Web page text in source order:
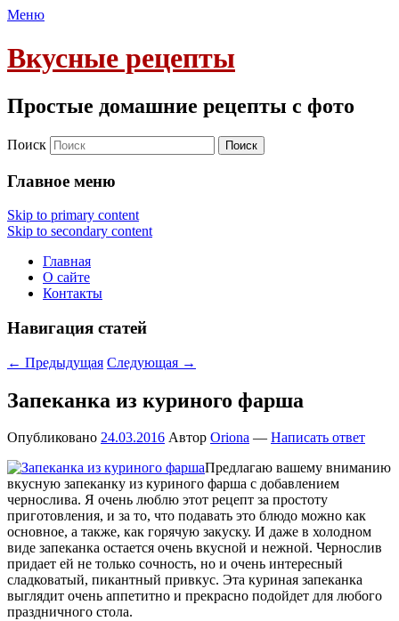
Меню
Вкусные рецепты
Простые домашние рецепты с фото
Поиск
Главное меню
Skip to primary content
Skip to secondary content
Главная
О сайте
Контакты
Навигация статей
← Предыдущая Следующая →
Запеканка из куриного фарша
Опубликовано 24.03.2016 Автор Oriona — Написать ответ
Предлагаю вашему вниманию
вкусную запеканку из куриного фарша с добавлением
чернослива. Я очень люблю этот рецепт за простоту
приготовления, и за то, что подавать это блюдо можно как
основное, а также, как горячую закуску. И даже в холодном
виде запеканка остается очень вкусной и нежной. Чернослив
придает ей не только сочность, но и очень интересный
сладковатый, пикантный привкус. Эта куриная запеканка
выглядит очень аппетитно и прекрасно подойдет для любого
праздничного стола.